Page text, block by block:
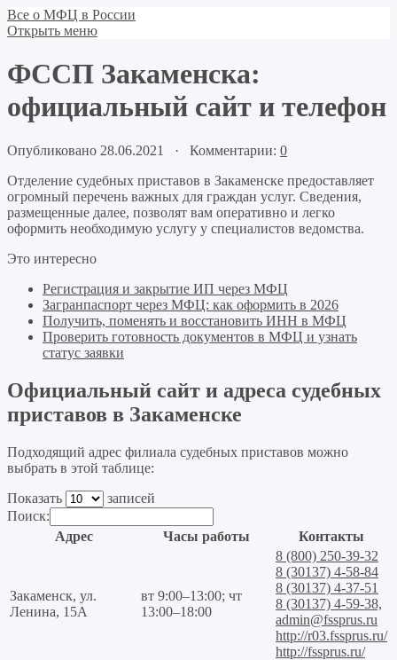
Все о МФЦ в России
Открыть меню
ФССП Закаменска:
официальный сайт и телефон
Опубликовано 28.06.2021 · Комментарии: 0
Отделение судебных приставов в Закаменске предоставляет
огромный перечень важных для граждан услуг. Сведения,
размещенные далее, позволят вам оперативно и легко
оформить необходимую услугу у специалистов ведомства.
Это интересно
Регистрация и закрытие ИП через МФЦ
Загранпаспорт через МФЦ: как оформить в 2026
Получить, поменять и восстановить ИНН в МФЦ
Проверить готовность документов в МФЦ и узнать
статус заявки
Официальный сайт и адреса судебных
приставов в Закаменске
Подходящий адрес филиала судебных приставов можно
выбрать в этой таблице:
Показать
записей
Поиск:
Адрес
Часы работы Контакты
Закаменск, ул.
Ленина, 15А
вт 9:00–13:00; чт
13:00–18:00
8 (800) 250-39-32
8 (30137) 4-58-84
8 (30137) 4-37-51
8 (30137) 4-59-38,
admin@fssprus.ru
http://r03.fssprus.ru/
http://fssprus.ru/